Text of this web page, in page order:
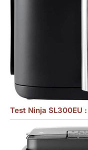
Test Ninja SL300EU